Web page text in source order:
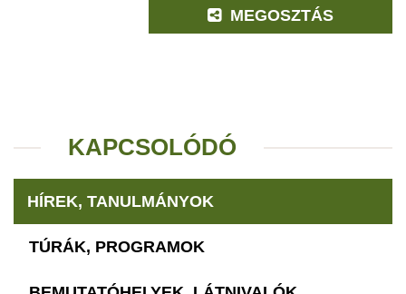
MEGOSZTÁS
KAPCSOLÓDÓ
HÍREK, TANULMÁNYOK
TÚRÁK, PROGRAMOK